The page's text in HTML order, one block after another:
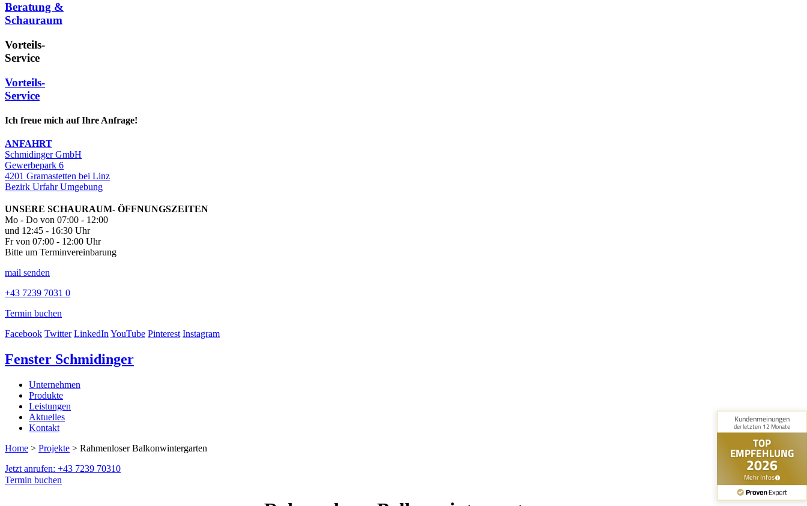
Beratung &
Schauraum
Vorteils-
Service
Vorteils-
Service
Ich freue mich auf Ihre Anfrage!
ANFAHRT
Schmidinger GmbH
Gewerbepark 6
4201 Gramastetten bei Linz
Bezirk Urfahr Umgebung
UNSERE SCHAURAUM- ÖFFNUNGSZEITEN
Mo - Do von 07:00 - 12:00
und 12:45 - 16:30 Uhr
Fr von 07:00 - 12:00 Uhr
Bitte um Terminvereinbarung
mail senden
+43 7239 7031 0
Termin buchen
Facebook Twitter LinkedInYouTube Pinterest Instagram
Fenster Schmidinger
Unternehmen
Produkte
Leistungen
Aktuelles
Kontakt
Home > Projekte > Rahmenloser Balkonwintergarten
Jetzt anrufen: +43 7239 70310
Termin buchen